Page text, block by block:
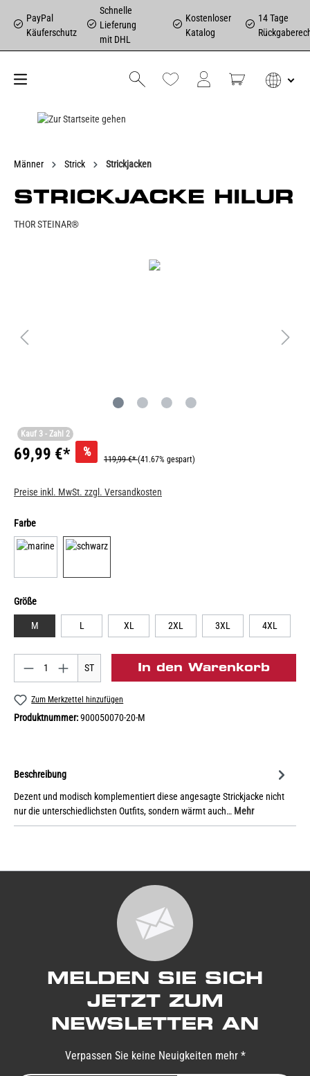
PayPal
Käuferschutz
Schnelle
Lieferung
mit DHL
Kostenloser
Katalog
14 Tage
Männer Strick Strickjacken
STRICKJACKE HILUR
THOR STEINAR®
Kauf 3 - Zahl 2
69,99 €* %
119,99 €*(41.67% gespart)
Preise inkl. MwSt. zzgl. Versandkosten
Farbe
Größe
M L XL 2XL 3XL 4XL
ST In den Warenkorb
Zum Merkzettel hinzufügen
Produktnummer:900050070-20-M
Beschreibung
Dezent und modisch komplementiert diese angesagte Strickjacke nicht
nur die unterschiedlichsten Outfits, sondern wärmt auch… Mehr
MELDEN SIE SICH
JETZT ZUM
NEWSLETTER AN
Verpassen Sie keine Neuigkeiten mehr *